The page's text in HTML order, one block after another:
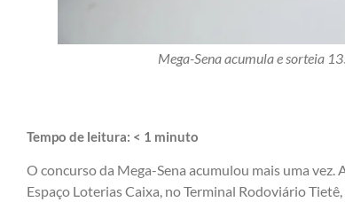
Mega-Sena acumula e sorteia
Tempo de leitura: < 1 minuto
O concurso da Mega-Sena acumulou mais uma vez.
Espaço Loterias Caixa, no Terminal Rodoviário